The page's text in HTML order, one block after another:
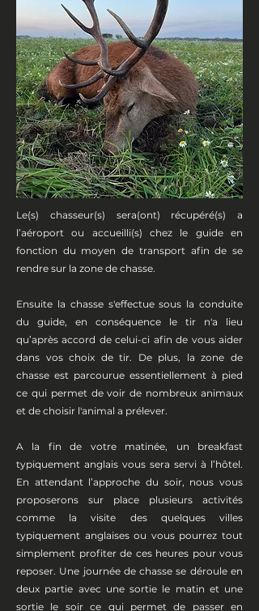
Le(s) chasseur(s) sera(ont) récupéré(s) a
l’aéroport ou accueilli(s) chez le guide en
fonction du moyen de transport afin de se
rendre sur la zone de chasse.
Ensuite la chasse s'effectue sous la conduite
du guide, en conséquence le tir n'a lieu
qu’après accord de celui-ci afin de vous aider
dans vos choix de tir. De plus, la zone de
chasse est parcourue essentiellement à pied
ce qui permet de voir de nombreux animaux
et de choisir l'animal a prélever.
A la fin de votre matinée, un breakfast
typiquement anglais vous sera servi à l’hôtel.
En attendant l’approche du soir, nous vous
proposerons sur place plusieurs activités
comme la visite des quelques villes
typiquement anglaises ou vous pourrez tout
simplement profiter de ces heures pour vous
reposer. Une journée de chasse se déroule en
deux partie avec une sortie le matin et une
sortie le soir ce qui permet de passer en